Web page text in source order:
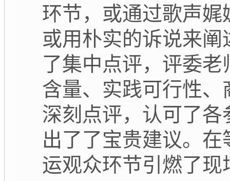
环节，或通过歌声
或用朴实的诉说来
了集中点评，评委
含量、实践可行性
深刻点评，认可了
出了了宝贵建议。
运观众环节引燃了现